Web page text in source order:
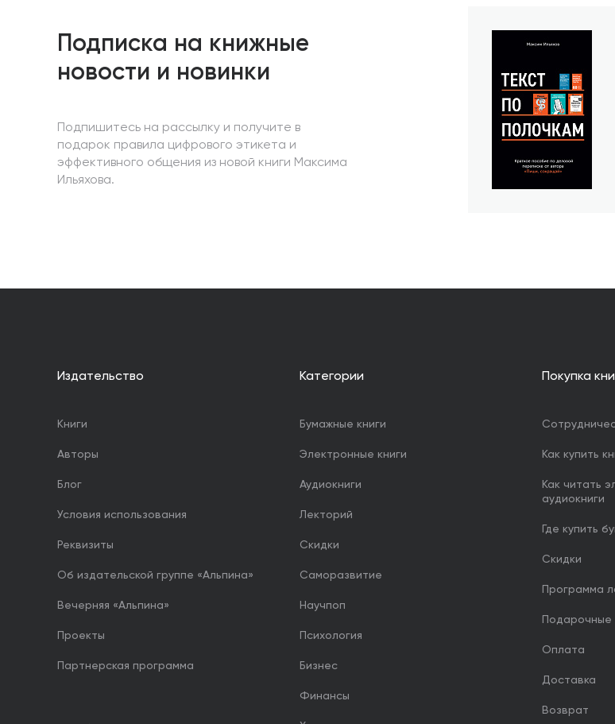
Подписка на книжные
новости и новинки
Подпишитесь на рассылку и получите в
подарок правила цифрового этикета и
эффективного общения из новой книги Максима
Ильяхова.
Издательство
Книги
Авторы
Блог
Условия использования
Реквизиты
Об издательской группе «Альпина»
Вечерняя «Альпина»
Проекты
Партнерская программа
Категории
Бумажные книги
Электронные книги
Аудиокниги
Лекторий
Скидки
Саморазвитие
Научпоп
Психология
Бизнес
Финансы
Покупка
Как купить
Как читать
аудиокниги
Где купить
Скидки
Программа
Оплата
Доставка
Возврат